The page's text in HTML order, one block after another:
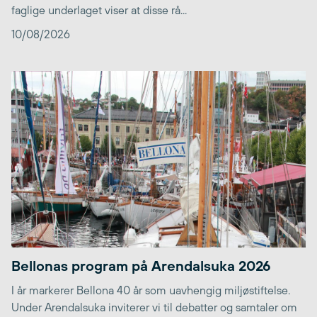
faglige underlaget viser at disse rå...
10/08/2026
Bellonas program på Arendalsuka 2026
I år markerer Bellona 40 år som uavhengig miljøstiftelse.
Under Arendalsuka inviterer vi til debatter og samtaler om